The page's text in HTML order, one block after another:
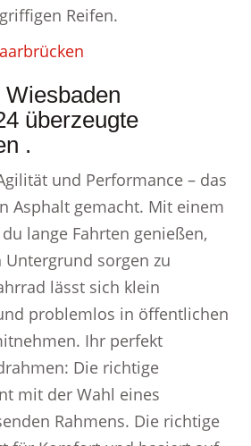
Reifen.
überzeugte
.
und Performance – das
Asphalt gemacht. Mit einem
lange Fahrten genießen,
sorgen zu
lässt sich klein
problemlos in öffentlichen
Ihr perfekt
Die richtige
mit der Wahl eines
Rahmens. Die richtige